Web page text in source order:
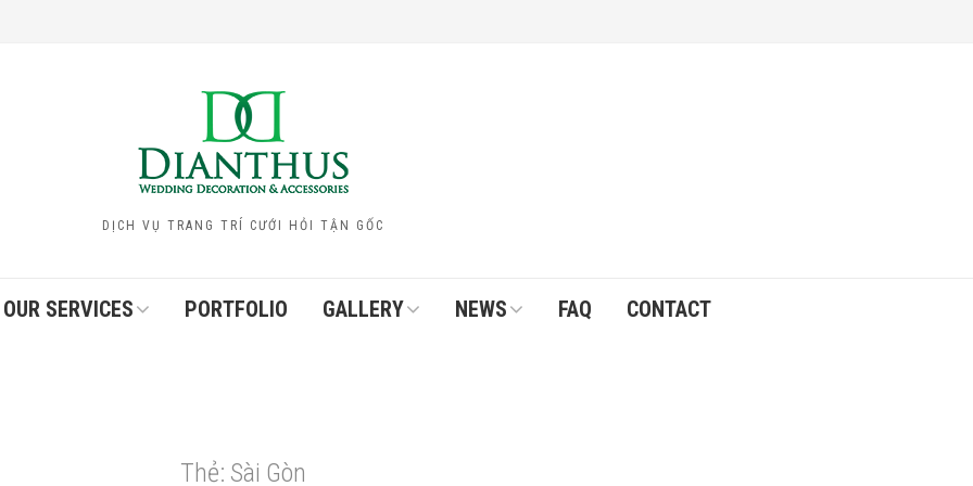
DỊCH VỤ TRANG TRÍ CƯỚI HỎI TẬN GỐC
OUR SERVICES PORTFOLIO GALLERY NEWS FAQ CONTACT
Thẻ: Sài Gòn